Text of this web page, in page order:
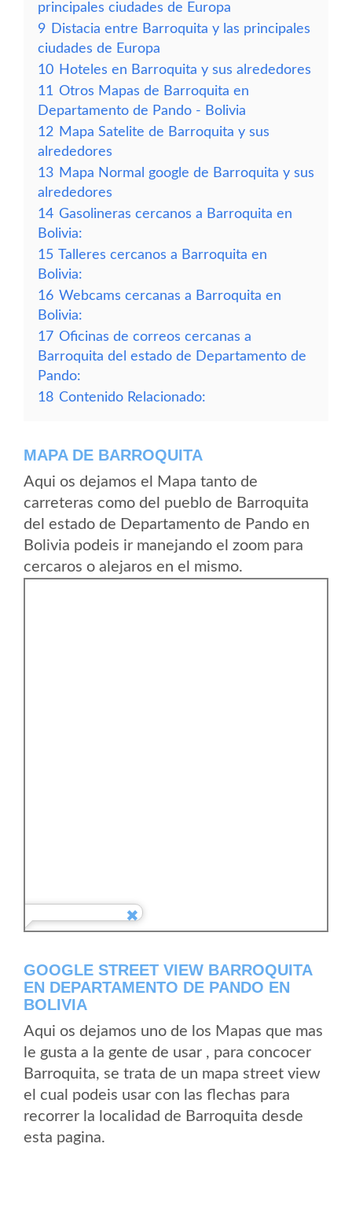
principales ciudades de Europa
9 Distacia entre Barroquita y las principales
ciudades de Europa
10 Hoteles en Barroquita y sus alrededores
11 Otros Mapas de Barroquita en
Departamento de Pando - Bolivia
12 Mapa Satelite de Barroquita y sus
alrededores
13 Mapa Normal google de Barroquita y sus
alrededores
14 Gasolineras cercanos a Barroquita en
Bolivia:
15 Talleres cercanos a Barroquita en
Bolivia:
16 Webcams cercanas a Barroquita en
Bolivia:
17 Oficinas de correos cercanas a
Barroquita del estado de Departamento de
Pando:
18 Contenido Relacionado:
MAPA DE BARROQUITA
Aqui os dejamos el Mapa tanto de
carreteras como del pueblo de Barroquita
del estado de Departamento de Pando en
Bolivia podeis ir manejando el zoom para
cercaros o alejaros en el mismo.
GOOGLE STREET VIEW BARROQUITA
EN DEPARTAMENTO DE PANDO EN
BOLIVIA
Aqui os dejamos uno de los Mapas que mas
le gusta a la gente de usar , para concocer
Barroquita, se trata de un mapa street view
el cual podeis usar con las flechas para
recorrer la localidad de Barroquita desde
esta pagina.